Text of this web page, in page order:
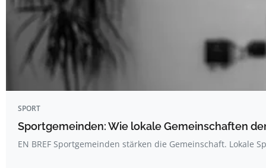
SPORT
Sportgemeinden: Wie lokale Gemeinschaften
EN BREF Sportgemeinden stärken die Gemeinschaft. Lokale